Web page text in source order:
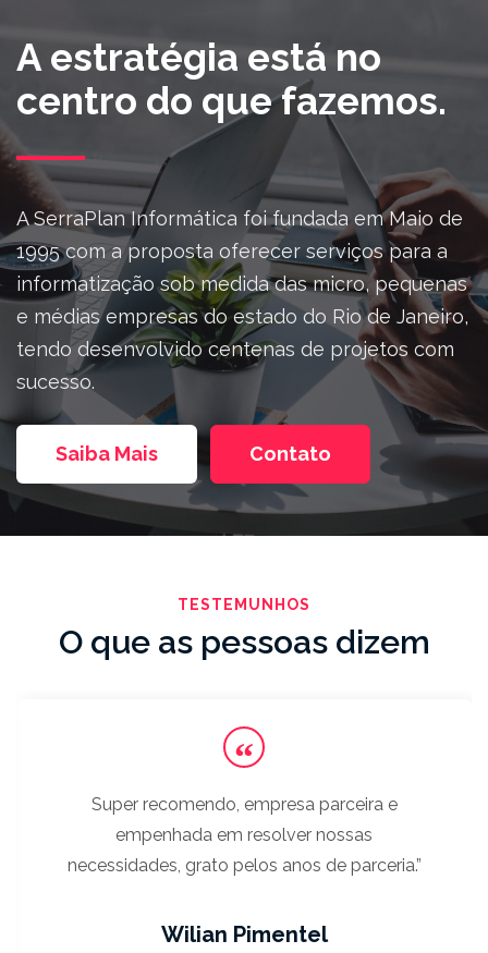
A estratégia está no
centro do que fazemos.
A SerraPlan Informática foi fundada em Maio de
1995 com a proposta oferecer serviços para a
informatização sob medida das micro, pequenas
e médias empresas do estado do Rio de Janeiro,
tendo desenvolvido centenas de projetos com
sucesso.
Saiba Mais Contato
TESTEMUNHOS
O que as pessoas dizem
Super recomendo, empresa parceira e
empenhada em resolver nossas
necessidades, grato pelos anos de parceria.
Wilian Pimentel